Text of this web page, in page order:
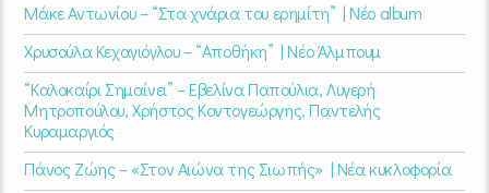
Μάκε Αντωνίου – “Στα χνάρια του ερημίτη” | Νέο album
Χρυσούλα Κεχαγιόγλου – “Αποθήκη” | Νέο Άλμπουμ
“Καλοκαίρι Σημαίνει” – Εβελίνα Παπούλια, Λυγερή
Μητροπούλου, Χρήστος Κοντογεώργης, Παντελής
Κυραμαργιός
Πάνος Ζώης – «Στον Αιώνα της Σιωπής» | Νέα κυκλοφορία